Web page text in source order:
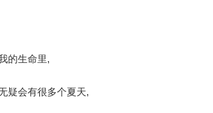
的生命里,
疑会有很多个夏天,